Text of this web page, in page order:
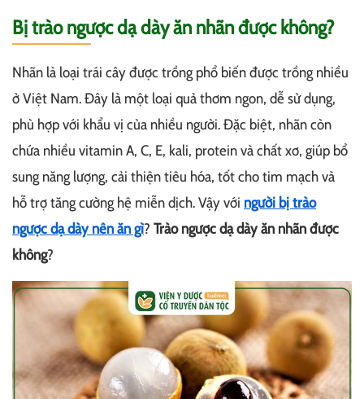
Bị trào ngược dạ dày ăn nhãn được không?
Nhãn là loại trái cây được trồng phổ biến được trồng nhiều
ở Việt Nam. Đây là một loại quả thơm ngon, dễ sử dụng,
phù hợp với khẩu vị của nhiều người. Đặc biệt, nhãn còn
chứa nhiều vitamin A, C, E, kali, protein và chất xơ, giúp bổ
sung năng lượng, cải thiện tiêu hóa, tốt cho tim mạch và
hỗ trợ tăng cường hệ miễn dịch. Vậy với người bị trào
ngược dạ dày nên ăn gì? Trào ngược dạ dày ăn nhãn được
không?